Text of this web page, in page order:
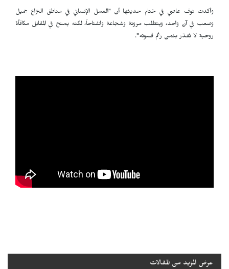
وأكدت نوف عاصي في ختام حديثها أن "العمل الإنساني في مناطق النزاع جميل
وصعب في آن واحد، ويتطلب مرونة وشجاعة وانفتاحاً، لكنه يمنح في المقابل مكافأة
روحية لا تُقدّر بثمن رغم قسوته".
عرض المزيد من المقالات